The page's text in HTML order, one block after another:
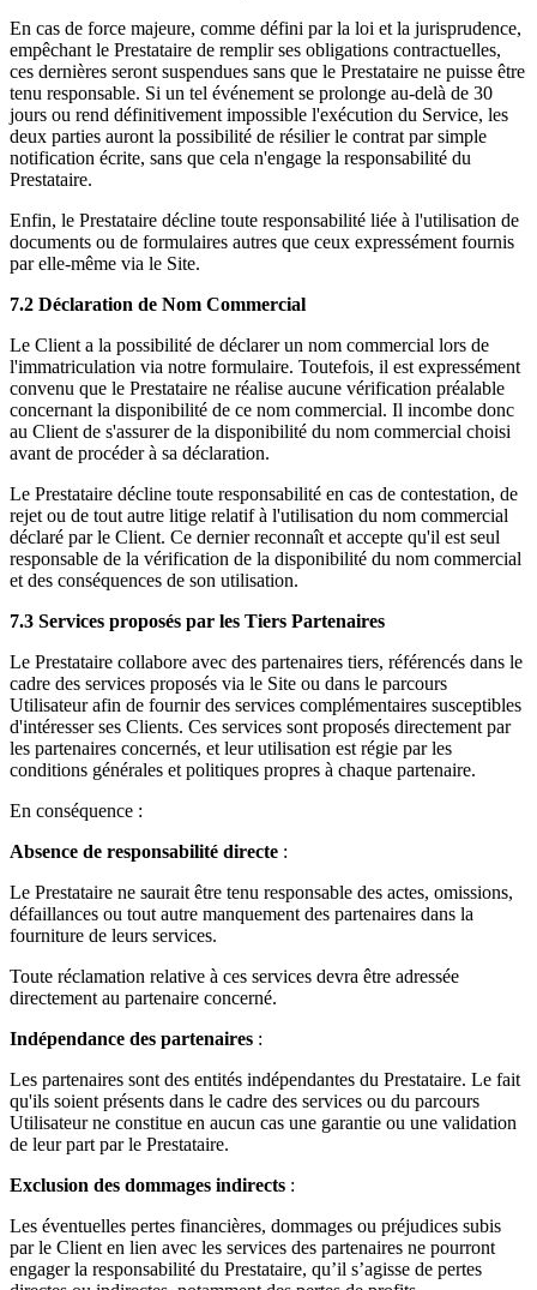
En cas de force majeure, comme défini par la loi et la jurisprudence,
empêchant le Prestataire de remplir ses obligations contractuelles,
ces dernières seront suspendues sans que le Prestataire ne puisse être
tenu responsable. Si un tel événement se prolonge au-delà de 30
jours ou rend définitivement impossible l'exécution du Service, les
deux parties auront la possibilité de résilier le contrat par simple
notification écrite, sans que cela n'engage la responsabilité du
Prestataire.
Enfin, le Prestataire décline toute responsabilité liée à l'utilisation de
documents ou de formulaires autres que ceux expressément fournis
par elle-même via le Site.
7.2 Déclaration de Nom Commercial
Le Client a la possibilité de déclarer un nom commercial lors de
l'immatriculation via notre formulaire. Toutefois, il est expressément
convenu que le Prestataire ne réalise aucune vérification préalable
concernant la disponibilité de ce nom commercial. Il incombe donc
au Client de s'assurer de la disponibilité du nom commercial choisi
avant de procéder à sa déclaration.
Le Prestataire décline toute responsabilité en cas de contestation, de
rejet ou de tout autre litige relatif à l'utilisation du nom commercial
déclaré par le Client. Ce dernier reconnaît et accepte qu'il est seul
responsable de la vérification de la disponibilité du nom commercial
et des conséquences de son utilisation.
7.3 Services proposés par les Tiers Partenaires
Le Prestataire collabore avec des partenaires tiers, référencés dans le
cadre des services proposés via le Site ou dans le parcours
Utilisateur afin de fournir des services complémentaires susceptibles
d'intéresser ses Clients. Ces services sont proposés directement par
les partenaires concernés, et leur utilisation est régie par les
conditions générales et politiques propres à chaque partenaire.
En conséquence :
Absence de responsabilité directe :
Le Prestataire ne saurait être tenu responsable des actes, omissions,
défaillances ou tout autre manquement des partenaires dans la
fourniture de leurs services.
Toute réclamation relative à ces services devra être adressée
directement au partenaire concerné.
Indépendance des partenaires :
Les partenaires sont des entités indépendantes du Prestataire. Le fait
qu'ils soient présents dans le cadre des services ou du parcours
Utilisateur ne constitue en aucun cas une garantie ou une validation
de leur part par le Prestataire.
Exclusion des dommages indirects :
Les éventuelles pertes financières, dommages ou préjudices subis
par le Client en lien avec les services des partenaires ne pourront
engager la responsabilité du Prestataire, qu’il s’agisse de pertes